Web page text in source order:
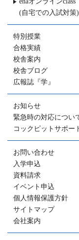
(自宅での入試対策)
特別授業
合格実績
校舎案内
校舎ブログ
広報誌『学』
お知らせ
緊急時の対応につい
コックピットサポー
お問い合わせ
入学申込
資料請求
イベント申込
個人情報保護方針
サイトマップ
会社案内